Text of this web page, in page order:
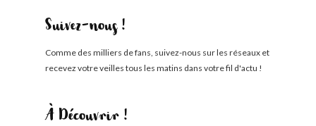
Suivez-nous !
Comme des milliers de fans, suivez-nous sur les réseaux et
recevez votre veilles tous les matins dans votre fil d'actu !
À Découvrir !